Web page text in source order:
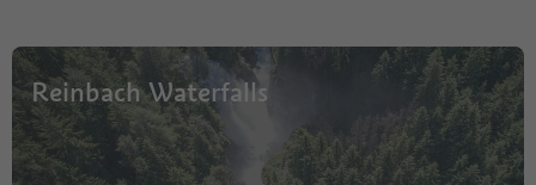
Reinbach Waterfalls